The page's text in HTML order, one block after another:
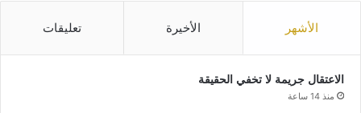
الأشهر الأخيرة تعليقات
الاعتقال جريمة لا تخفي الحقيقة
منذ 14 ساعة